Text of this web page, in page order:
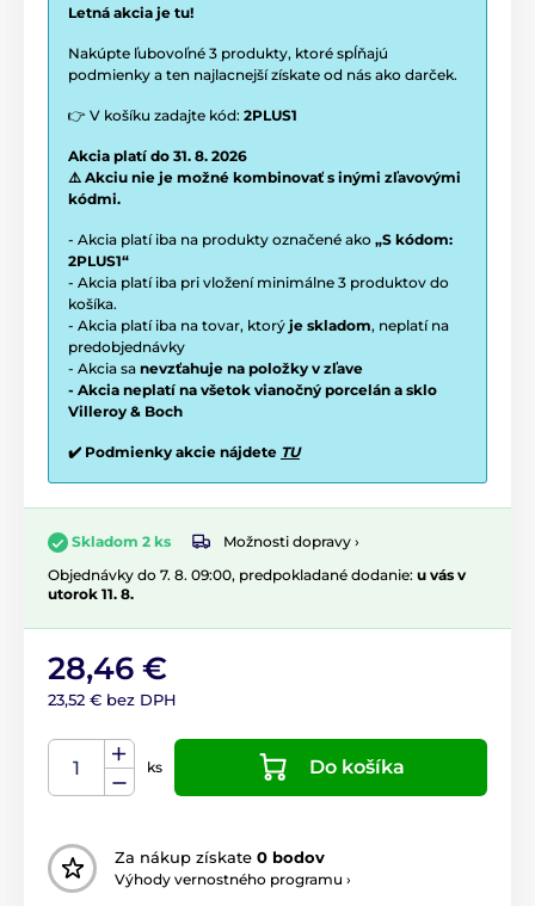
Letná akcia je tu!
Nakúpte ľubovoľné 3 produkty, ktoré spĺňajú
podmienky a ten najlacnejší získate od nás ako darček.
👉 V košíku zadajte kód: 2PLUS1
Akcia platí do 31. 8. 2026
⚠️ Akciu nie je možné kombinovať s inými zľavovými
kódmi.
- Akcia platí iba na produkty označené ako „S kódom:
2PLUS1“
- Akcia platí iba pri vložení minimálne 3 produktov do
košíka.
- Akcia platí iba na tovar, ktorý je skladom, neplatí na
predobjednávky
- Akcia sa nevzťahuje na položky v zľave
- Akcia neplatí na všetok vianočný porcelán a sklo
Villeroy & Boch
✔️ Podmienky akcie nájdete TU
Skladom 2 ks
Možnosti dopravy ›
Objednávky do 7. 8. 09:00, predpokladané dodanie: u vás v
utorok 11. 8.
28,46 €
23,52 € bez DPH
ks Do košíka
Za nákup získate 0 bodov
Výhody vernostného programu ›